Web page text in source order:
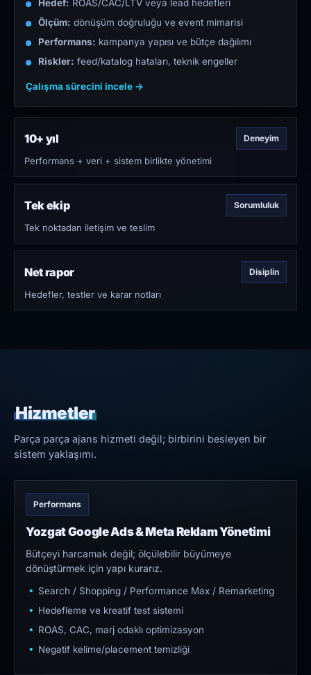
Hedef: ROAS/CAC/LTV veya lead hedefleri
Ölçüm: dönüşüm doğruluğu ve event mimarisi
Performans: kampanya yapısı ve bütçe dağılımı
Riskler: feed/katalog hataları, teknik engeller
Çalışma sürecini incele →
10+ yıl Deneyim
Performans + veri + sistem birlikte yönetimi
Tek ekip Sorumluluk
Tek noktadan iletişim ve teslim
Net rapor Disiplin
Hedefler, testler ve karar notları
Hizmetler
Parça parça ajans hizmeti değil; birbirini besleyen bir
sistem yaklaşımı.
Performans
Yozgat Google Ads & Meta Reklam Yönetimi
Bütçeyi harcamak değil; ölçülebilir büyümeye
dönüştürmek için yapı kurarız.
Search / Shopping / Performance Max / Remarketing
Hedefleme ve kreatif test sistemi
ROAS, CAC, marj odaklı optimizasyon
Negatif kelime/placement temizliği